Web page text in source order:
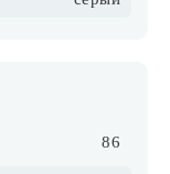
86